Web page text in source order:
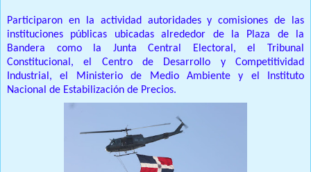
Participaron en la actividad autoridades y comisiones de las
instituciones públicas ubicadas alrededor de la Plaza de la
Bandera como la Junta Central Electoral, el Tribunal
Constitucional, el Centro de Desarrollo y Competitividad
Industrial, el Ministerio de Medio Ambiente y el Instituto
Nacional de Estabilización de Precios.